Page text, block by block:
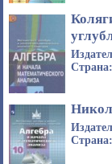
Страна:
Страна: